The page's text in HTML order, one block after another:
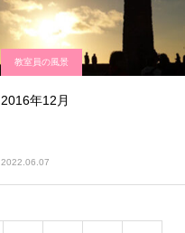
教室員の風景
2016年12月
2022.06.07